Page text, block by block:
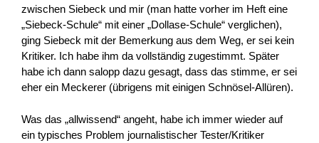
zwischen Siebeck und mir (man hatte vorher im Heft eine
„Siebeck-Schule“ mit einer „Dollase-Schule“ verglichen),
ging Siebeck mit der Bemerkung aus dem Weg, er sei kein
Kritiker. Ich habe ihm da vollständig zugestimmt. Später
habe ich dann salopp dazu gesagt, dass das stimme, er sei
eher ein Meckerer (übrigens mit einigen Schnösel-Allüren).
Was das „allwissend“ angeht, habe ich immer wieder auf
ein typisches Problem journalistischer Tester/Kritiker